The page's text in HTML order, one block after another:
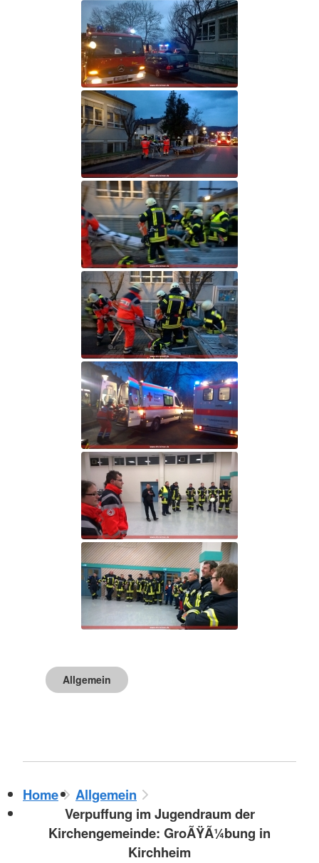
Allgemein
Home
Allgemein
Verpuffung im Jugendraum der
Kirchengemeinde: GroÃŸÃ¼bung in
Kirchheim